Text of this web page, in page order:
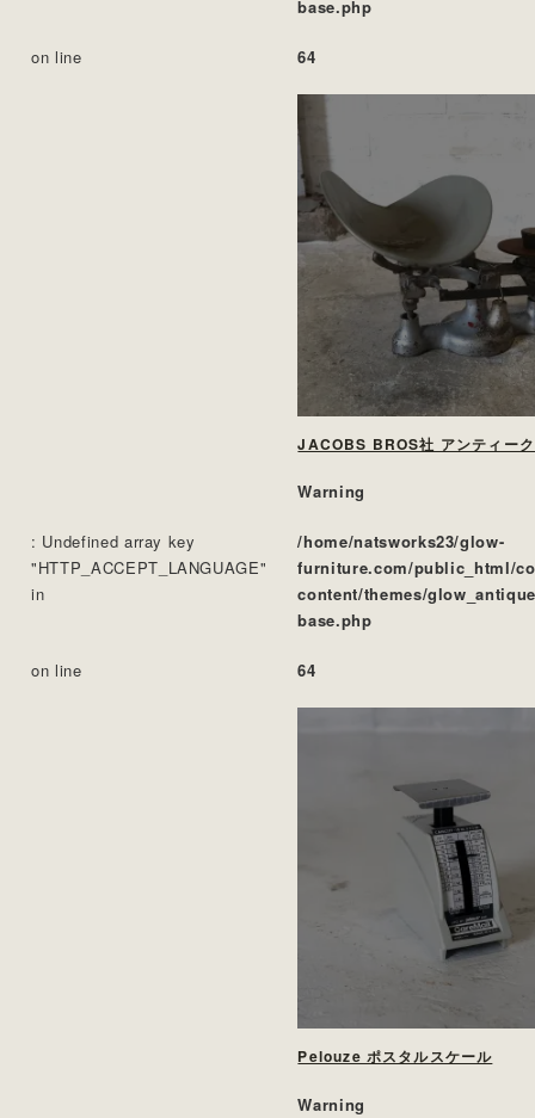
base.php
on line 64
Warning
: Undefined array key
"HTTP_ACCEPT_LANGUAGE"
in
/home/natsworks23/glow-
furniture.com/public_html/
content/themes/
base.php
on line 64
Pelouze ポスタルスケール
Warning